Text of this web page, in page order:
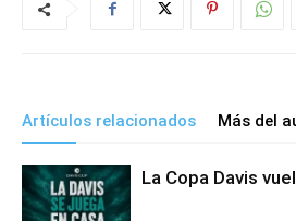
Artículos relacionados Más del
La Copa Davis